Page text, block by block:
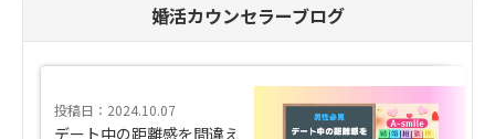
婚活カウンセラーブログ
投稿日：2024.10.07
デート中の距離感を間違え